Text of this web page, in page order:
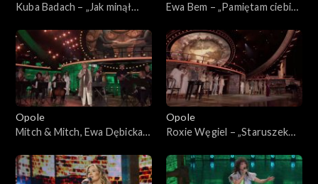
Kuba Badach – „Jak minął
tęsknoty – koncert pamięci
Wojciecha Trzcińskiego”
Ewa Bem – „Pamiętam ciebie
„Małe tęsknoty – koncert
pamięci Wojciecha
Trzcińskiego”
Opole
Mitch & Mitch, Ewa Dębicka-
62. KFPP: „Małe tęsknoty –
koncert pamięci Wojciecha
Opole
Roxie Węgiel – „Staruszek
tęsknoty – koncert pamięci
Wojciecha Trzcińskiego”